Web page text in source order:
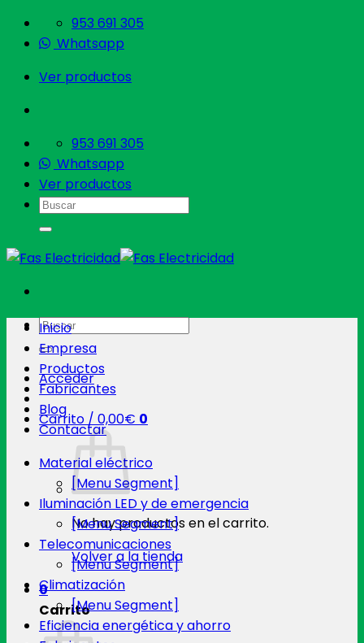
Saltar
953 691 305
Whatsapp
Ver productos
953 691 305
Whatsapp
Ver productos
Buscar
por:
Buscar
por:
Acceder
Carrito / 0,00€ 0
No hay productos en el carrito.
Volver a la tienda
0
Carrito
Inicio
Empresa
Productos
Fabricantes
Blog
Contactar
Material eléctrico
[Menu Segment]
Iluminación LED y de emergencia
[Menu Segment]
Telecomunicaciones
[Menu Segment]
Climatización
[Menu Segment]
Eficiencia energética y ahorro